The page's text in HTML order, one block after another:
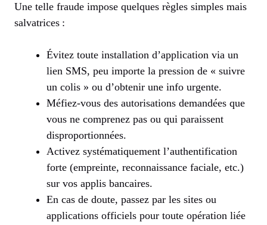
Une telle fraude impose quelques règles simples mais
salvatrices :
Évitez toute installation d’application via un
lien SMS, peu importe la pression de « suivre
un colis » ou d’obtenir une info urgente.
Méfiez-vous des autorisations demandées que
vous ne comprenez pas ou qui paraissent
disproportionnées.
Activez systématiquement l’authentification
forte (empreinte, reconnaissance faciale, etc.)
sur vos applis bancaires.
En cas de doute, passez par les sites ou
applications officiels pour toute opération liée